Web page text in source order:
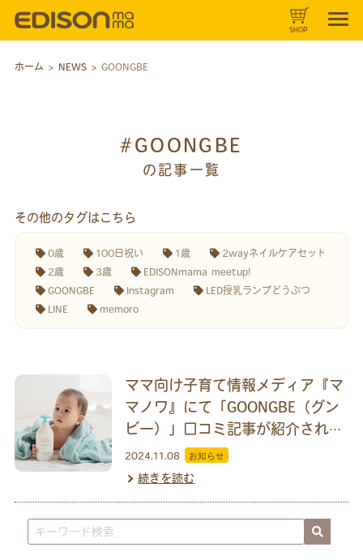
SHOP
ホーム > NEWS> GOONGBE
#GOONGBE
の記事一覧
その他のタグはこちら
0歳 100日祝い 1歳
2wayネイルケアセット
2歳
3歳
EDISONmama meetup!
GOONGBE
Instagram
LED授乳ランプどうぶつ
LINE
memoro
ママ向け子育て情報メディア『マ
マノワ』にて「GOONGBE（グン
ビー）」口コミ記事が紹介されま
した
2024.11.08 お知らせ
続きを読む